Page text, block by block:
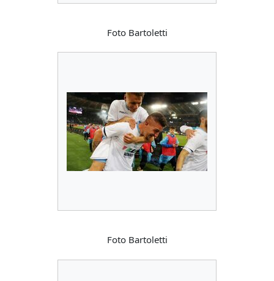
Foto Bartoletti
Foto Bartoletti